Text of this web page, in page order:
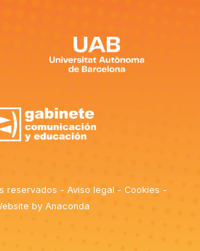
reservados - Aviso legal - Cookies -
by Anaconda